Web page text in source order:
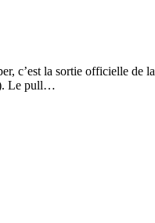
c’est la sortie officielle de
Le pull…